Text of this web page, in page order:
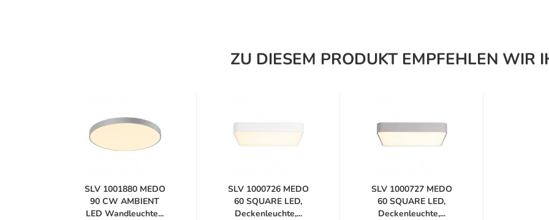
ZU DIESEM PRODUKT EMPFEHLEN WIR
SLV 1001880 MEDO
90 CW AMBIENT
LED Wandleuchte...
SLV 1000726 MEDO
60 SQUARE LED,
Deckenleuchte,...
SLV 1000727 MEDO
60 SQUARE LED,
Deckenleuchte,...